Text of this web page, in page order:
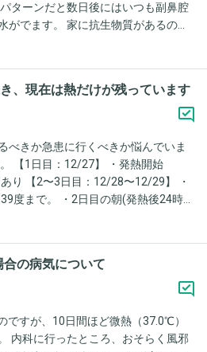
生物質があるので
たほうが いいでしょうか？ 今は喉の
、現在は熱だけが残っています
べきか急患に行くべきか悩んでいま
【1日目：12/27】 ・発熱開始
29】 ・
度まで。 ・2日目の朝(発熱後24時
ナールとドンペリドンで吐き気、頭
まで上昇 ・食事量は少ない（食欲
・水分摂取は可能、尿は出ている ・
：37℃ ・17:30頃：38.0℃ ・現在：
し（熱だけが主症状） ・顔色は良い
の病気について
ですが、10日間ほど微熱（37.0℃）
内科に行ったところ、おそらく風邪